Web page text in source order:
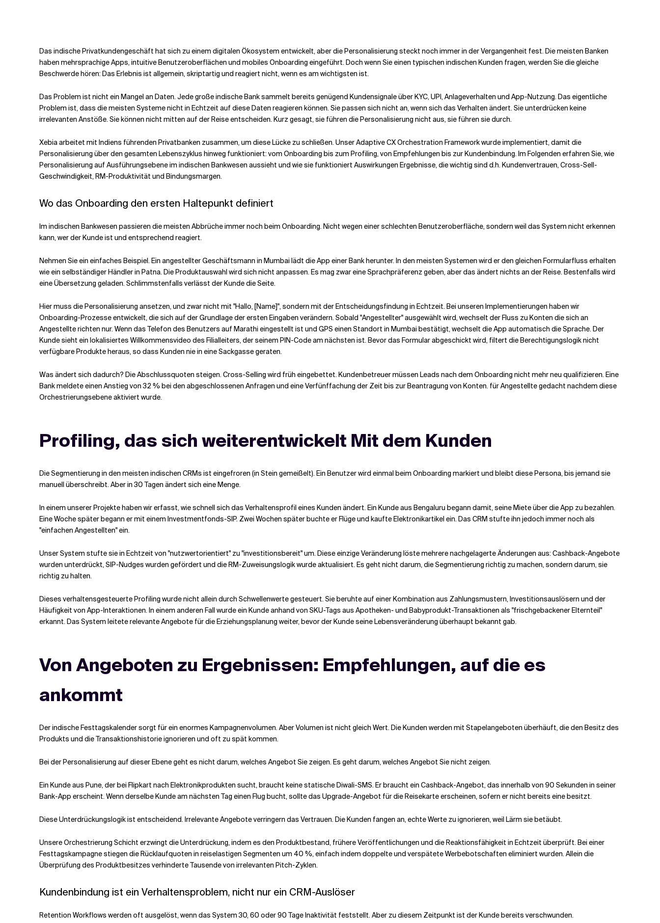
Das indische Privatkundengeschäft hat sich zu einem digitalen Ökosystem entwickelt, aber die Personalisierung steckt noch immer in der Vergangenheit fest. Die meisten Banken
haben mehrsprachige Apps, intuitive Benutzeroberflächen und mobiles Onboarding eingeführt. Doch wenn Sie einen typischen indischen Kunden fragen, werden Sie die gleiche
Beschwerde hören: Das Erlebnis ist allgemein, skriptartig und reagiert nicht, wenn es am wichtigsten ist.
Das Problem ist nicht ein Mangel an Daten. Jede große indische Bank sammelt bereits genügend Kundensignale über KYC, UPI, Anlageverhalten und App-Nutzung. Das eigentliche
Problem ist, dass die meisten Systeme nicht in Echtzeit auf diese Daten reagieren können. Sie passen sich nicht an, wenn sich das Verhalten ändert. Sie unterdrücken keine
irrelevanten Anstöße. Sie können nicht mitten auf der Reise entscheiden. Kurz gesagt, sie führen die Personalisierung nicht aus, sie führen sie durch.
Xebia arbeitet mit Indiens führenden Privatbanken zusammen, um diese Lücke zu schließen. Unser Adaptive CX Orchestration Framework wurde implementiert, damit die
Personalisierung über den gesamten Lebenszyklus hinweg funktioniert: vom Onboarding bis zum Profiling, von Empfehlungen bis zur Kundenbindung. Im Folgenden erfahren Sie, wie
Personalisierung auf Ausführungsebene im indischen Bankwesen aussieht und wie sie funktioniert Auswirkungen Ergebnisse, die wichtig sind d.h.Kundenvertrauen, Cross-Sell-
Geschwindigkeit, RM-Produktivität und Bindungsmargen.
Wo das Onboarding den ersten Haltepunkt definiert
Im indischen Bankwesen passieren die meisten Abbrüche immer noch beim Onboarding. Nicht wegen einer schlechten Benutzeroberfläche, sondern weil das System nicht erkennen
kann, wer der Kunde ist und entsprechend reagiert.
Nehmen Sie ein einfaches Beispiel. Ein angestellter Geschäftsmann in Mumbai lädt die App einer Bank herunter. In den meisten Systemen wird er den gleichen Formularfluss erhalten
wie ein selbständiger Händler in Patna. Die Produktauswahl wird sich nicht anpassen. Es mag zwar eine Sprachpräferenz geben, aber das ändert nichts an der Reise. Bestenfalls wird
eine Übersetzung geladen. Schlimmstenfalls verlässt der Kunde die Seite.
Hier muss die Personalisierung ansetzen, und zwar nicht mit "Hallo, [Name]", sondern mit der Entscheidungsfindung in Echtzeit. Bei unseren Implementierungen haben wir
Onboarding-Prozesse entwickelt, die sich auf der Grundlage der ersten Eingaben verändern. Sobald "Angestellter" ausgewählt wird, wechselt der Fluss zu Konten die sich an
Angestellte richten nur. Wenn das Telefon des Benutzers auf Marathi eingestellt ist und GPS einen Standort in Mumbai bestätigt, wechselt die App automatisch die Sprache. Der
Kunde sieht ein lokalisiertes Willkommensvideo des Filialleiters, der seinem PIN-Code am nächsten ist. Bevor das Formular abgeschickt wird, filtert die Berechtigungslogik nicht
verfügbare Produkte heraus, so dass Kunden nie in eine Sackgasse geraten.
Was ändert sich dadurch? Die Abschlussquoten steigen. Cross-Selling wird früh eingebettet. Kundenbetreuer müssen Leads nach dem Onboarding nicht mehr neu qualifizieren. Eine
Bank meldete einen Anstieg von 32 % bei den abgeschlossenen Anfragen und eine Verfünffachung der Zeit bis zur Beantragung von Konten. für Angestellte gedacht nachdem diese
Orchestrierungsebene aktiviert wurde.
Profiling, das sich weiterentwickelt Mit dem Kunden
Die Segmentierung in den meisten indischen CRMs ist eingefroren (in Stein gemeißelt). Ein Benutzer wird einmal beim Onboarding markiert und bleibt diese Persona, bis jemand sie
manuell überschreibt. Aber in 30 Tagen ändert sich eine Menge.
In einem unserer Projekte haben wir erfasst, wie schnell sich das Verhaltensprofil eines Kunden ändert. Ein Kunde aus Bengaluru begann damit, seine Miete über die App zu bezahlen.
Eine Woche später begann er mit einem Investmentfonds-SIP. Zwei Wochen später buchte er Flüge und kaufte Elektronikartikel ein. Das CRM stufte ihn jedoch immer noch als
"einfachen Angestellten" ein.
Unser System stufte sie in Echtzeit von "nutzwertorientiert" zu "investitionsbereit" um. Diese einzige Veränderung löste mehrere nachgelagerte Änderungen aus: Cashback-Angebote
wurden unterdrückt, SIP-Nudges wurden gefördert und die RM-Zuweisungslogik wurde aktualisiert. Es geht nicht darum, die Segmentierung richtig zu machen, sondern darum, sie
richtig zu halten.
Dieses verhaltensgesteuerte Profiling wurde nicht allein durch Schwellenwerte gesteuert. Sie beruhte auf einer Kombination aus Zahlungsmustern, Investitionsauslösern und der
Häufigkeit von App-Interaktionen. In einem anderen Fall wurde ein Kunde anhand von SKU-Tags aus Apotheken- und Babyprodukt-Transaktionen als "frischgebackener Elternteil"
erkannt. Das System leitete relevante Angebote für die Erziehungsplanung weiter, bevor der Kunde seine Lebensveränderung überhaupt bekannt gab.
Von Angeboten zu Ergebnissen: Empfehlungen, auf die es
ankommt
Der indische Festtagskalender sorgt für ein enormes Kampagnenvolumen. Aber Volumen ist nicht gleich Wert. Die Kunden werden mit Stapelangeboten überhäuft, die den Besitz des
Produkts und die Transaktionshistorie ignorieren und oft zu spät kommen.
Bei der Personalisierung auf dieser Ebene geht es nicht darum, welches Angebot Sie zeigen. Es geht darum, welches Angebot Sie nicht zeigen.
Ein Kunde aus Pune, der bei Flipkart nach Elektronikprodukten sucht, braucht keine statische Diwali-SMS. Er braucht ein Cashback-Angebot, das innerhalb von 90 Sekunden in seiner
Bank-App erscheint. Wenn derselbe Kunde am nächsten Tag einen Flug bucht, sollte das Upgrade-Angebot für die Reisekarte erscheinen, sofern er nicht bereits eine besitzt.
Diese Unterdrückungslogik ist entscheidend. Irrelevante Angebote verringern das Vertrauen. Die Kunden fangen an, echte Werte zu ignorieren, weil Lärm sie betäubt.
Unsere Orchestrierung Schicht erzwingt die Unterdrückung, indem es den Produktbestand, frühere Veröffentlichungen und die Reaktionsfähigkeit in Echtzeit überprüft. Bei einer
Festtagskampagne stiegen die Rücklaufquoten in reiselastigen Segmenten um 40 %, einfach indem doppelte und verspätete Werbebotschaften eliminiert wurden. Allein die
Überprüfung des Produktbesitzes verhinderte Tausende von irrelevanten Pitch-Zyklen.
Kundenbindung ist ein Verhaltensproblem, nicht nur ein CRM-Auslöser
Retention Workflows werden oft ausgelöst, wenn das System 30, 60 oder 90 Tage Inaktivität feststellt. Aber zu diesem Zeitpunkt ist der Kunde bereits verschwunden.